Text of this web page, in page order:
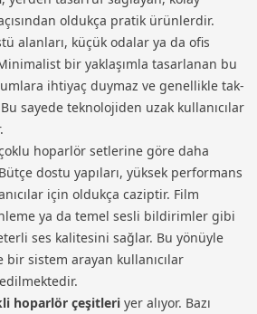
oldukça pratik ürünlerdir.
alanları, küçük odalar ya da ofis
bir yaklaşımla tasarlanan bu
ihtiyaç duymaz ve genellikle tak-
sayede teknolojiden uzak kullanıcılar
hoparlör setlerine göre daha
dostu yapıları, yüksek performans
için oldukça caziptir. Film
ya da temel sesli bildirimler gibi
ses kalitesini sağlar. Bu yönüyle
sistem arayan kullanıcılar
hoparlör çeşitleri yer alıyor. Bazı